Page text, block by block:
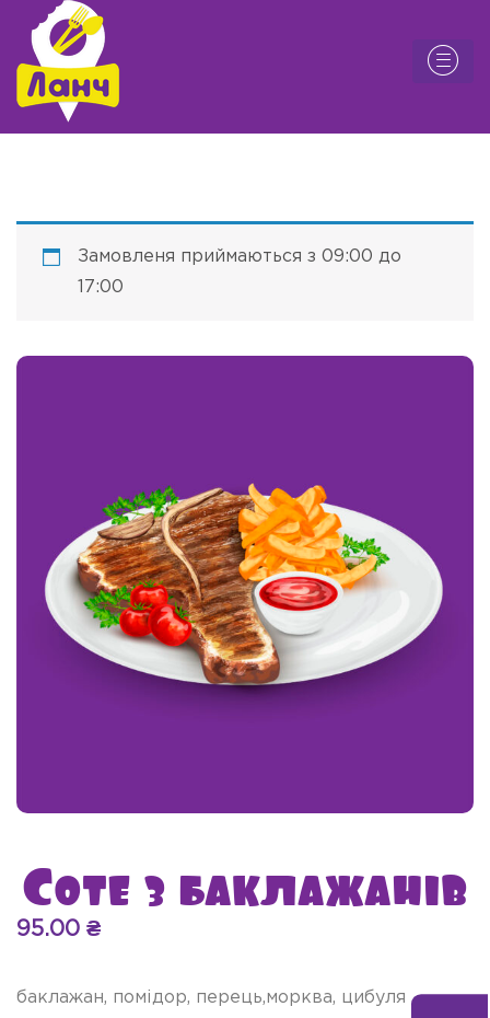
Замовленя приймаються з 09:00 до
17:00
Соте з баклажанів
95.00 ₴
баклажан, помідор, перець,морква, цибуля